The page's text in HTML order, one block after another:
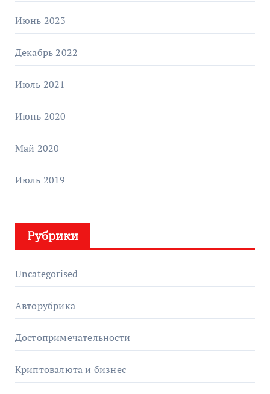
Июнь 2023
Декабрь 2022
Июль 2021
Июнь 2020
Май 2020
Июль 2019
Рубрики
Uncategorised
Авторубрика
Достопримечательности
Криптовалюта и бизнес